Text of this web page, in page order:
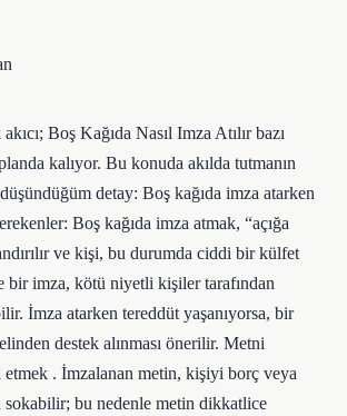
Boş Kağıda Nasıl Imza Atılır bazı
kalıyor. Bu konuda akılda tutmanın
düşündüğüm detay: Boş kağıda imza atarken
Boş kağıda imza atmak, “açığa
ve kişi, bu durumda ciddi bir külfet
bir imza, kötü niyetli kişiler tarafından
İmza atarken tereddüt yaşanıyorsa, bir
destek alınması önerilir. Metni
. İmzalanan metin, kişiyi borç veya
sokabilir; bu nedenle metin dikkatlice